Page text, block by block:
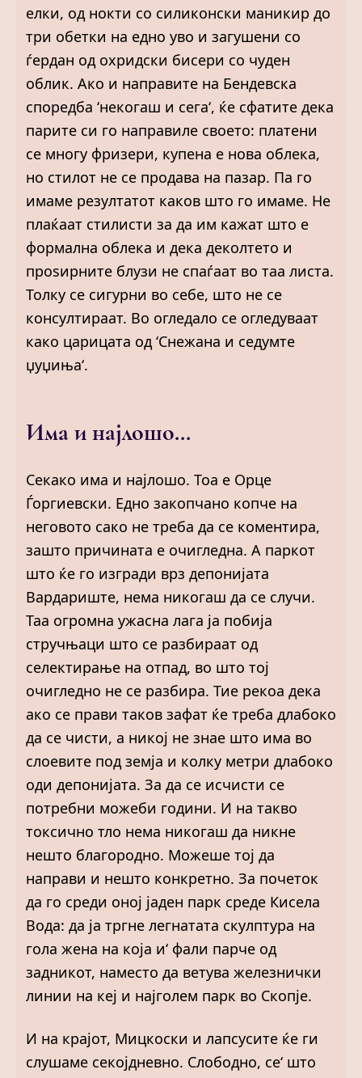
елки, од нокти со силиконски маникир до
три обетки на едно уво и загушени со
ѓердан од охридски бисери со чуден
облик. Ако и направите на Бендевска
споредба ‘некогаш и сега‘, ќе сфатите дека
парите си го направиле своето: платени
се многу фризери, купена е нова облека,
но стилот не се продава на пазар. Па го
имаме резултатот каков што го имаме. Не
плаќаат стилисти за да им кажат што е
формална облека и дека деколтето и
проѕирните блузи не спаѓаат во таа листа.
Толку се сигурни во себе, што не се
консултираат. Во огледало се огледуваат
како царицата од ‘Снежана и седумте
џуџиња‘.
Има и најлошо…
Секако има и најлошо. Тоа е Орце
Ѓоргиевски. Едно закопчано копче на
неговото сако не треба да се коментира,
зашто причината е очигледна. А паркот
што ќе го изгради врз депонијата
Вардариште, нема никогаш да се случи.
Таа огромна ужасна лага ја побија
стручњаци што се разбираат од
селектирање на отпад, во што тој
очигледно не се разбира. Тие рекоа дека
ако се прави таков зафат ќе треба длабоко
да се чисти, а никој не знае што има во
слоевите под земја и колку метри длабоко
оди депонијата. За да се исчисти се
потребни можеби години. И на такво
токсично тло нема никогаш да никне
нешто благородно. Можеше тој да
направи и нешто конкретно. За почеток
да го среди оној јаден парк среде Кисела
Вода: да ја тргне легнатата скулптура на
гола жена на која и‘ фали парче од
задникот, наместо да ветува железнички
линии на кеј и најголем парк во Скопје.
И на крајот, Мицкоски и лапсусите ќе ги
слушаме секојдневно. Слободно, се‘ што